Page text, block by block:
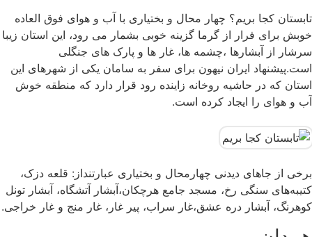
تابستان کجا بریم؟ چهار محال و بختیاری با آب و هوای فوق العاده
خوبش برای فرار از گرما گزینه خوبی بشمار می رود، این استان زیبا
سرشار از آبشارها ،چشمه ها، غار ها و پارک های جنگلی
است.پیشنهاد ایران نیهون برای سفر به سامان یکی از شهرهای این
استان که در حاشیه روخانه زاینده رود قرار دارد که منطقه خوش
آب و هوای را ایجاد کرده است.
برخی از جاهای دیدنی چهارمحال و بختیاری عبارتنداز: قلعه دزک،‌
کتیبه‌‌های سنگی رخ، مسجد جامع هرچکان،آبشار آتشگاه، آبشار تونل
کوهرنگ، آبشار دره عشق،غار سراب، پیر غار، غار منج و غار خراجی.